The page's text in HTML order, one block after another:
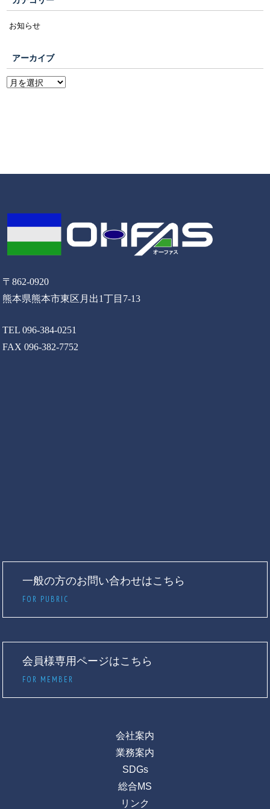
お知らせ
アーカイブ
〒862-0920
熊本県熊本市東区月出1丁目7-13
TEL 096-384-0251
FAX 096-382-7752
一般の方のお問い合わせはこちら
FOR PUBRIC
会員様専用ページはこちら
FOR MEMBER
会社案内
業務案内
SDGs
総合MS
リンク